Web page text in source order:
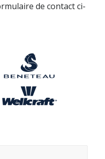
de contact ci-